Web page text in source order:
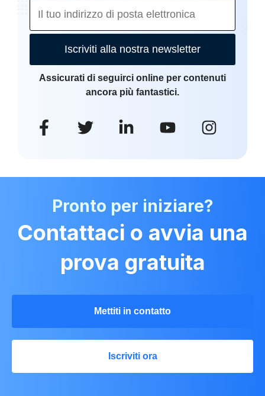
Iscriviti alla nostra newsletter
Assicurati di seguirci online per contenuti
ancora più fantastici.
Pronto per iniziare?
Contattaci o avvia una
prova gratuita
Mettiti in contatto
Iscriviti ora